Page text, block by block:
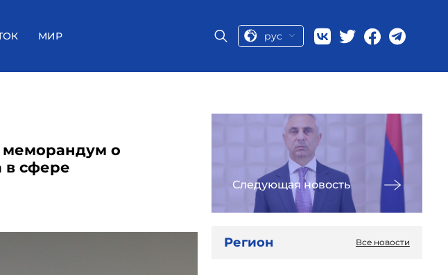
МИР рус
о
в сфере
Следующая новость
Регион Все новости